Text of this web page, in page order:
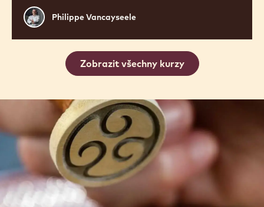
Philippe
Vancayseele
Philippe Vancayseele
Zobrazit všechny kurzy